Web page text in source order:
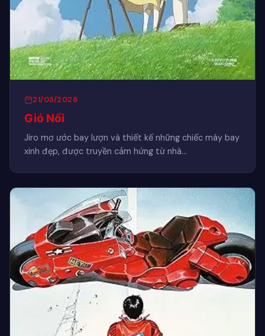
21/03/2026
Gió Nổi
Jiro mơ ước bay lượn và thiết kế những chiếc máy bay
xinh đẹp, được truyền cảm hứng từ nhà…